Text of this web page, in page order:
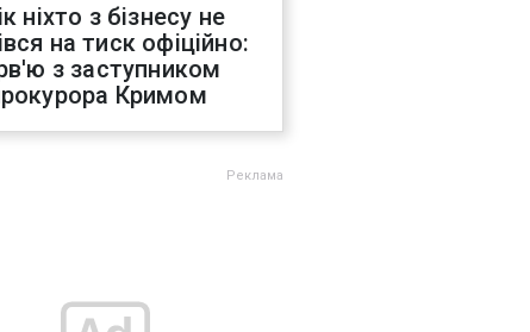
ніхто з бізнесу не
на тиск офіційно:
з заступником
Кримом